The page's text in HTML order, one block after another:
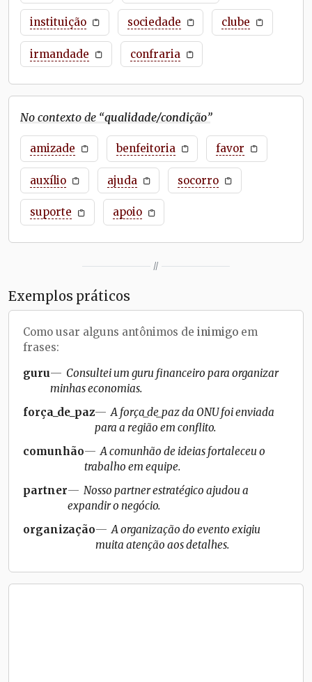
instituição sociedade clube
irmandade confraria
No contexto de “qualidade/condição”
amizade benfeitoria favor
auxílio ajuda socorro
suporte apoio
//
Exemplos práticos
Como usar alguns antônimos de inimigo em
frases:
guru
Consultei um guru financeiro para organizar
minhas economias.
força_de_paz
A força_de_paz da ONU foi enviada
para a região em conflito.
comunhão
A comunhão de ideias fortaleceu o
trabalho em equipe.
partner
Nosso partner estratégico ajudou a
expandir o negócio.
organização
A organização do evento exigiu
muita atenção aos detalhes.